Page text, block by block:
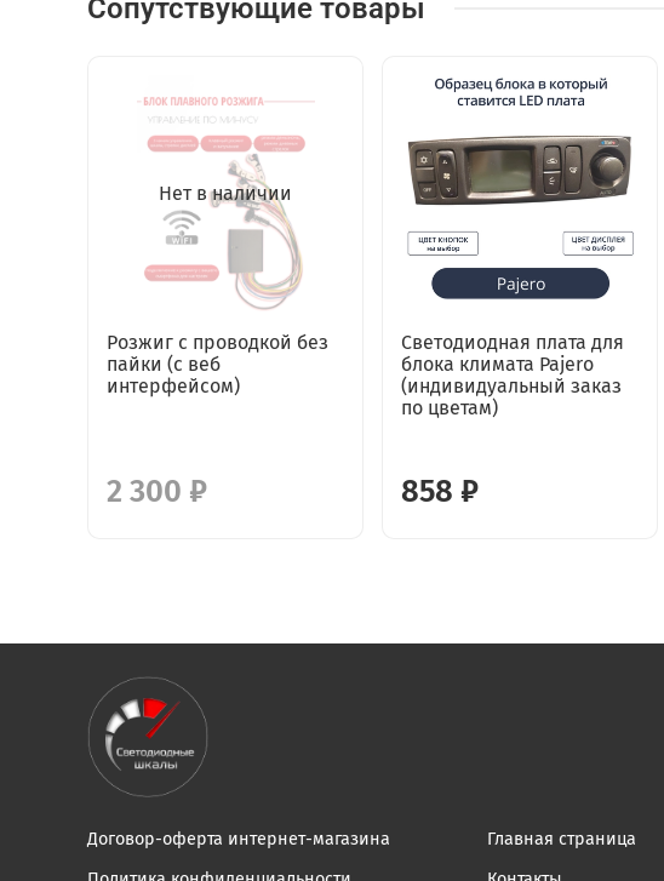
Сопутствующие товары
Нет в наличии
Розжиг с проводкой без
пайки (с веб
интерфейсом)
2 300 ₽
Светодиодная плата для
блока климата Pajero
(индивидуальный заказ
по цветам)
858 ₽
Договор-оферта интернет-магазина
Главная страница